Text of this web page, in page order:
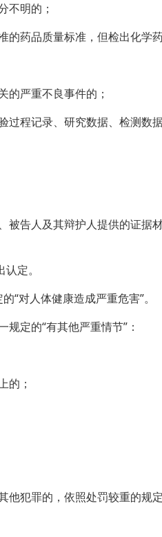
明的；
药品质量标准，但检出化学药
严重不良事件的；
程记录、研究数据、检测数
告人及其辩护人提供的证据
定。
对人体健康造成严重危害”。
定的“有其他严重情节”：
的；
犯罪的，依照处罚较重的规定